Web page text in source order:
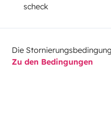
scheck
Die
Zu den Bedingungen